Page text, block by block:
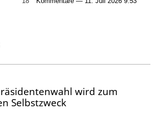
wird zum
Selbstzweck